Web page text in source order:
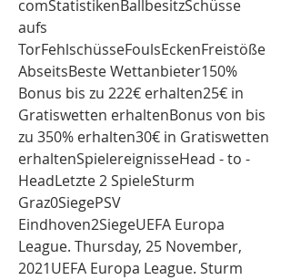
comStatistikenBallbesitzSchüsse
aufs
TorFehlschüsseFoulsEckenFreistöße
AbseitsBeste Wettanbieter150%
Bonus bis zu 222€ erhalten25€ in
Gratiswetten erhaltenBonus von bis
zu 350% erhalten30€ in Gratiswetten
erhaltenSpielereignisseHead - to -
HeadLetzte 2 SpieleSturm
Graz0SiegePSV
Eindhoven2SiegeUEFA Europa
League. Thursday, 25 November,
2021UEFA Europa League. Sturm